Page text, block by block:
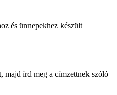
és ünnepekhez készült
majd írd meg a címzettnek szóló